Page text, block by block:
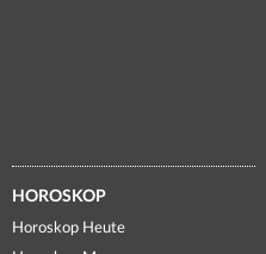
HOROSKOP
Horoskop Heute